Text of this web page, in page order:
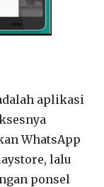
aplikasi
WhatsApp
lalu
ponsel